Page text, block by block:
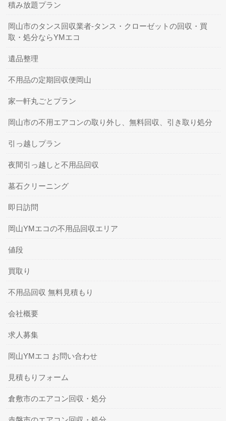
積み放題プラン
岡山市のタンス回収業者-タンス・クローゼットの回収・買
取・処分ならYMエコ
遺品整理
不用品の定期回収便岡山
家一軒丸ごとプラン
岡山市の不用エアコンの取り外し、無料回収、引き取り処分
引っ越しプラン
夜間引っ越しと不用品回収
墓石クリーニング
即日訪問
岡山YMエコの不用品回収エリア
値段
買取り
不用品回収 無料見積もり
会社概要
求人募集
岡山YMエコ お問い合わせ
見積もりフォーム
倉敷市のエアコン回収・処分